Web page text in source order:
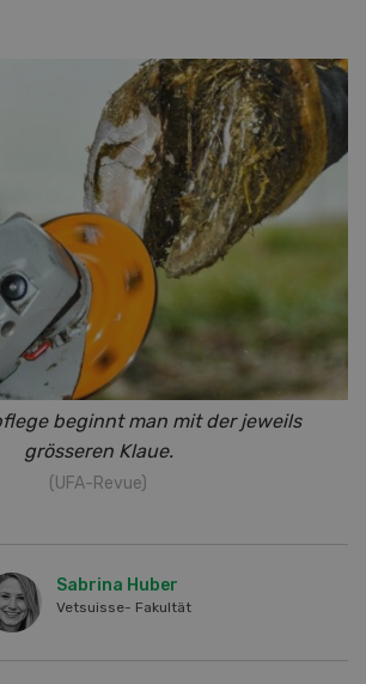
beginnt man mit der jeweils
grösseren Klaue.
(UFA-Revue)
Sabrina Huber
Vetsuisse- Fakultät